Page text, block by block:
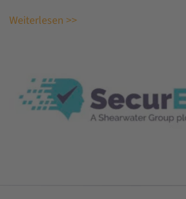
Weiterlesen >>